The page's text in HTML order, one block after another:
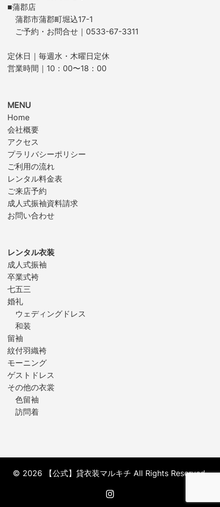
■蒲郡店
蒲郡市蒲郡町堀込17-1
ご予約・お問合せ｜0533-67-3311
定休日｜毎週水・木曜日定休
営業時間｜10：00〜18：00
MENU
Home
会社概要
アクセス
プラリバシーポリシー
ご利用の流れ
レンタル料金表
ご来店予約
成人式振袖資料請求
お問い合わせ
レンタル衣装
成人式振袖
卒業式袴
七五三
婚礼
ウェディングドレス
和装
留袖
紋付羽織袴
モーニング
ゲストドレス
その他の衣裳
色留袖
訪問着
© 2026 【公式】貸衣装マルキチ All Rights Reserved.